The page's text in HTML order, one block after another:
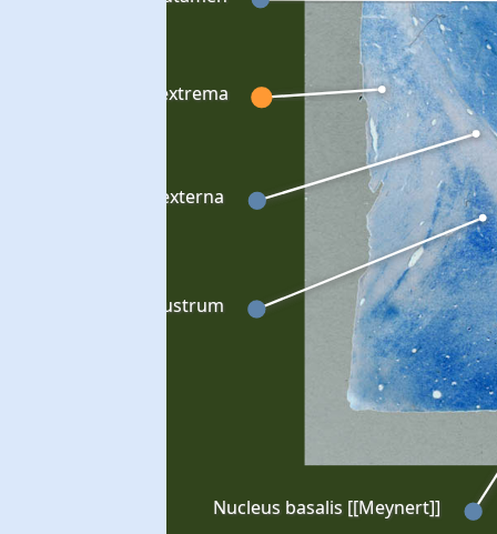
Capsula externa
Capsula extrema
Claustrum
Nucleus basalis [[Meynert]]